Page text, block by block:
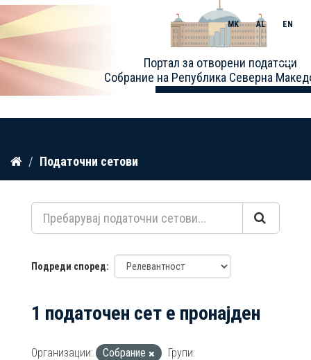
Прескокнете
содржина
Портал за отворени податоци
Собрание на Република Северна
MK AL EN
Toggle
Податочни сетови
Подреди според
1 податочен сет е пронајден
Организации: Собрание
Групи: